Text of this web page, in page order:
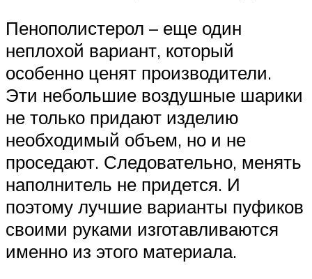
Пенополистерол – еще один
неплохой вариант, который
особенно ценят производители.
Эти небольшие воздушные шарики
не только придают изделию
необходимый объем, но и не
проседают. Следовательно, менять
наполнитель не придется. И
поэтому лучшие варианты пуфиков
своими руками изготавливаются
именно из этого материала.